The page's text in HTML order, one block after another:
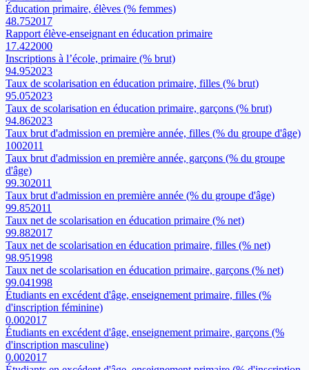
Éducation primaire, élèves (% femmes)
48.752017
Rapport élève-enseignant en éducation primaire
17.422000
Inscriptions à l’école, primaire (% brut)
94.952023
Taux de scolarisation en éducation primaire, filles (% brut)
95.052023
Taux de scolarisation en éducation primaire, garçons (% brut)
94.862023
Taux brut d'admission en première année, filles (% du groupe d'âge)
1002011
Taux brut d'admission en première année, garçons (% du groupe
d'âge)
99.302011
Taux brut d'admission en première année (% du groupe d'âge)
99.852011
Taux net de scolarisation en éducation primaire (% net)
99.882017
Taux net de scolarisation en éducation primaire, filles (% net)
98.951998
Taux net de scolarisation en éducation primaire, garçons (% net)
99.041998
Étudiants en excédent d'âge, enseignement primaire, filles (%
d'inscription féminine)
0.002017
Étudiants en excédent d'âge, enseignement primaire, garçons (%
d'inscription masculine)
0.002017